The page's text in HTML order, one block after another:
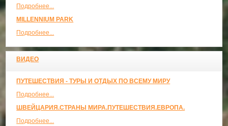
Подробнее...
MILLENNIUM PARK
Подробнее...
ВИДЕО
ПУТЕШЕСТВИЯ - ТУРЫ И ОТДЫХ ПО ВСЕМУ МИРУ
Подробнее...
ШВЕЙЦАРИЯ.СТРАНЫ МИРА.ПУТЕШЕСТВИЯ.ЕВРОПА.
Подробнее...